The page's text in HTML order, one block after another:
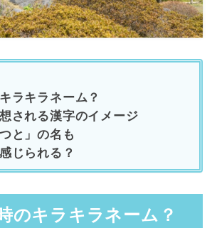
ラキラネーム？
される漢字のイメージ
と」の名も
じられる？
のキラキラネーム？